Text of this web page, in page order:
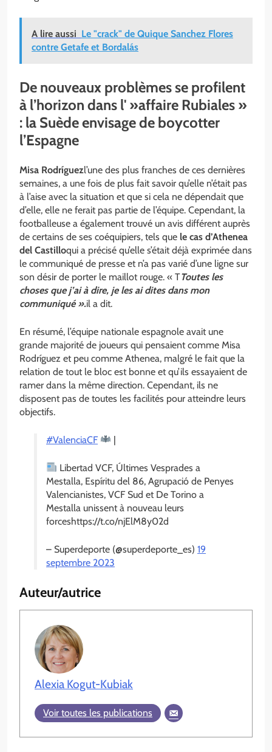
A lire aussi Le "crack" de Quique Sanchez Flores
contre Getafe et Bordalás
De nouveaux problèmes se profilent
à l’horizon dans l' »affaire Rubiales »
: la Suède envisage de boycotter
l’Espagne
Misa Rodríguezl’une des plus franches de ces dernières
semaines, a une fois de plus fait savoir qu’elle n’était pas
à l’aise avec la situation et que si cela ne dépendait que
d’elle, elle ne ferait pas partie de l’équipe. Cependant, la
footballeuse a également trouvé un avis différent auprès
de certains de ses coéquipiers, tels que le cas d’Athenea
del Castilloqui a précisé qu’elle s’était déjà exprimée dans
le communiqué de presse et n’a pas varié d’une ligne sur
son désir de porter le maillot rouge. « TToutes les
choses que j’ai à dire, je les ai dites dans mon
communiqué ».il a dit.
En résumé, l’équipe nationale espagnole avait une
grande majorité de joueurs qui pensaient comme Misa
Rodríguez et peu comme Athenea, malgré le fait que la
relation de tout le bloc est bonne et qu’ils essayaient de
ramer dans la même direction. Cependant, ils ne
disposent pas de toutes les facilités pour atteindre leurs
objectifs.
#ValenciaCF |
Libertad VCF, Últimes Vesprades a
Mestalla, Espíritu del 86, Agrupació de Penyes
Valencianistes, VCF Sud et De Torino a
Mestalla unissent à nouveau leurs
forceshttps://t.co/njElM8y02d
– Superdeporte (@superdeporte_es) 19
septembre 2023
Auteur/autrice
Alexia Kogut-Kubiak
Voir toutes les publications